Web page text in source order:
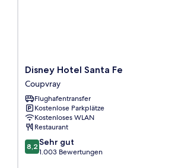
Disney
Hotel
Santa
Fe
Coupvray
Disney Hotel Santa Fe
Coupvray
Flughafentransfer
Kostenlose Parkplätze
Kostenloses WLAN
Restaurant
8.2
von
8,2 Sehr gut
1.003 Bewertungen